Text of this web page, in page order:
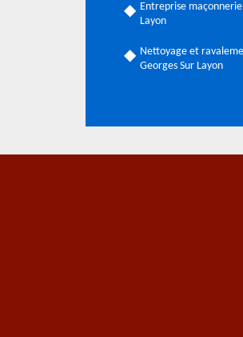
Entreprise
Layon
Nettoyage et
Georges Sur Layon